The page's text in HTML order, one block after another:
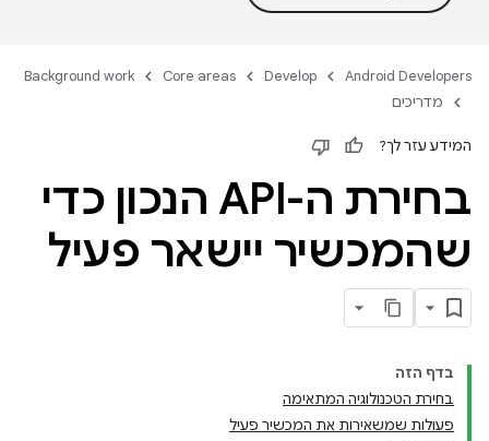
Android Developers
Develop
Core areas
Background work
מדריכים
המידע עזר לך?
בחירת ה-API הנכון כדי
שהמכשיר יישאר פעיל
בדף הזה
בחירת הטכנולוגיה המתאימה
פעולות שמשאירות את המכשיר פעיל